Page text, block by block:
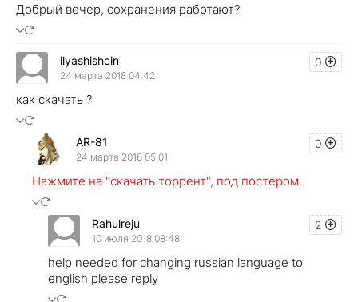
Добрый вечер, сохранения работают?
0
ilyashishcin
24 марта 2018 04:42
как скачать ?
0
AR-81
24 марта 2018 05:01
Нажмите на "скачать торрент", под постером.
2
Rahulreju
10 июля 2018 08:48
help needed for changing russian language to
english please reply